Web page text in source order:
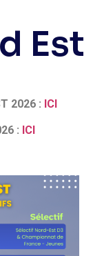
Est
2026 : ICI
: ICI